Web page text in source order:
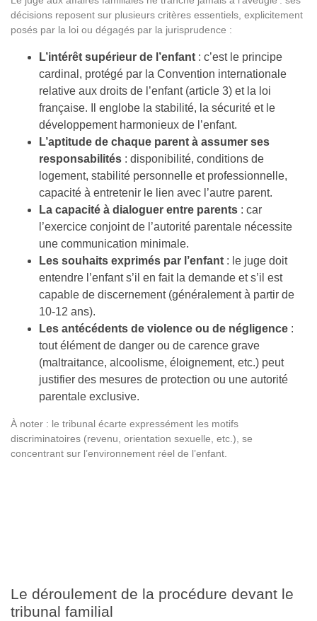
décisions reposent sur plusieurs critères essentiels, explicitement
posés par la loi ou dégagés par la jurisprudence :
L’intérêt supérieur de l’enfant : c’est le principe
cardinal, protégé par la Convention internationale
relative aux droits de l’enfant (article 3) et la loi
française. Il englobe la stabilité, la sécurité et le
développement harmonieux de l’enfant.
L’aptitude de chaque parent à assumer ses
responsabilités : disponibilité, conditions de
logement, stabilité personnelle et professionnelle,
capacité à entretenir le lien avec l’autre parent.
La capacité à dialoguer entre parents : car
l’exercice conjoint de l’autorité parentale nécessite
une communication minimale.
Les souhaits exprimés par l’enfant : le juge doit
entendre l’enfant s’il en fait la demande et s’il est
capable de discernement (généralement à partir de
10-12 ans).
Les antécédents de violence ou de négligence :
tout élément de danger ou de carence grave
(maltraitance, alcoolisme, éloignement, etc.) peut
justifier des mesures de protection ou une autorité
parentale exclusive.
À noter : le tribunal écarte expressément les motifs
discriminatoires (revenu, orientation sexuelle, etc.), se
concentrant sur l’environnement réel de l’enfant.
Le déroulement de la procédure devant le
tribunal familial